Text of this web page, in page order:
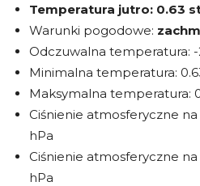
Temperatura jutro: 0.63
Warunki pogodowe:
Odczuwalna temperatura:
Minimalna temperatura:
Maksymalna temperatura:
Ciśnienie atmosferyczne
hPa
Ciśnienie atmosferyczne
hPa